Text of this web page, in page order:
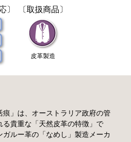
〕
〔取扱商品〕
皮革製造
」は、オーストラリア政府の管
貴重な「天然皮革の特徴」で
ルー革の「なめし」製造メーカ